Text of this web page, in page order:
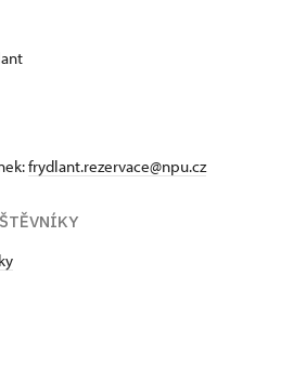
frydlant.rezervace@npu.cz